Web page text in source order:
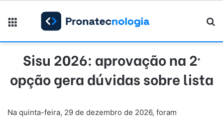
Sisu 2026: aprovação na 2ª
opção gera dúvidas sobre lista
Na quinta-feira, 29 de dezembro de 2026, foram